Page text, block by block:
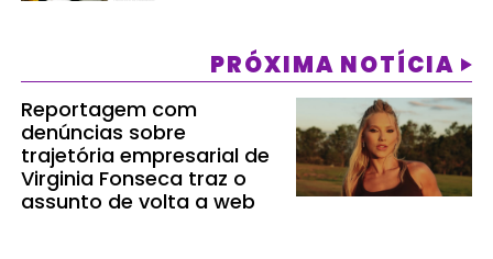
PRÓXIMA NOTÍCIA
Reportagem com
denúncias sobre
trajetória empresarial de
Virginia Fonseca traz o
assunto de volta a web